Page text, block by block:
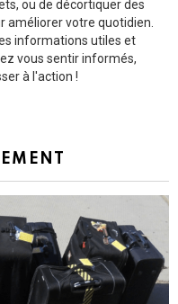
ou de décortiquer des
améliorer votre quotidien.
informations utiles et
vous sentir informés,
à l'action !